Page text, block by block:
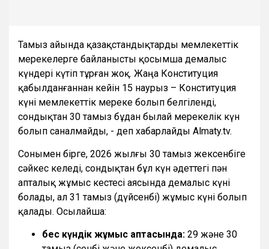
Тамыз айында қазақстандықтарды мемлекеттік
мерекелерге байланысты қосымша демалыс
күндері күтіп тұрған жоқ. Жаңа Конституция
қабылданғаннан кейін 15 наурыз – Конституция
күні мемлекеттік мереке болып белгіленді,
сондықтан 30 тамыз бұдан былай мерекелік күн
болып саналмайды, - деп хабарлайды Almaty.tv.
Сонымен бірге, 2026 жылғы 30 тамыз жексенбіге
сәйкес келеді, сондықтан бұл күн әдеттегі пән
апталық жұмыс кестесі аясында демалыс күні
болады, ал 31 тамыз (дүйсенбі) жұмыс күні болып
қалады. Осылайша:
бес күндік жұмыс аптасында: 29 және 30